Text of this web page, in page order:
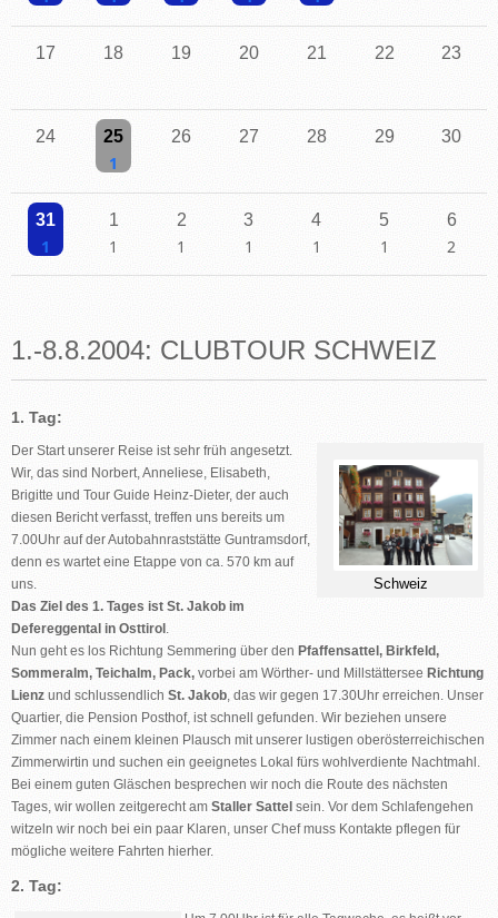
17 18 19 20 21 22 23
24 25 26 27 28 29 30
31 1 2 3 4 5 6
1.-8.8.2004: CLUBTOUR SCHWEIZ
1. Tag:
Schweiz
Der Start unserer Reise ist sehr früh angesetzt.
Wir, das sind Norbert, Anneliese, Elisabeth,
Brigitte und Tour Guide Heinz-Dieter, der auch
diesen Bericht verfasst, treffen uns bereits um
7.00Uhr auf der Autobahnraststätte Guntramsdorf,
denn es wartet eine Etappe von ca. 570 km auf
uns.
Das Ziel des 1. Tages ist St. Jakob im
Defereggental in Osttirol .
Nun geht es los Richtung Semmering über den Pfaffensattel, Birkfeld,
Sommeralm, Teichalm, Pack, vorbei am Wörther- und Millstättersee Richtung
Lienz und schlussendlich St. Jakob, das wir gegen 17.30Uhr erreichen. Unser
Quartier, die Pension Posthof, ist schnell gefunden. Wir beziehen unsere
Zimmer nach einem kleinen Plausch mit unserer lustigen oberösterreichischen
Zimmerwirtin und suchen ein geeignetes Lokal fürs wohlverdiente Nachtmahl.
Bei einem guten Gläschen besprechen wir noch die Route des nächsten
Tages, wir wollen zeitgerecht am Staller Sattel sein. Vor dem Schlafengehen
witzeln wir noch bei ein paar Klaren, unser Chef muss Kontakte pflegen für
mögliche weitere Fahrten hierher.
2. Tag: